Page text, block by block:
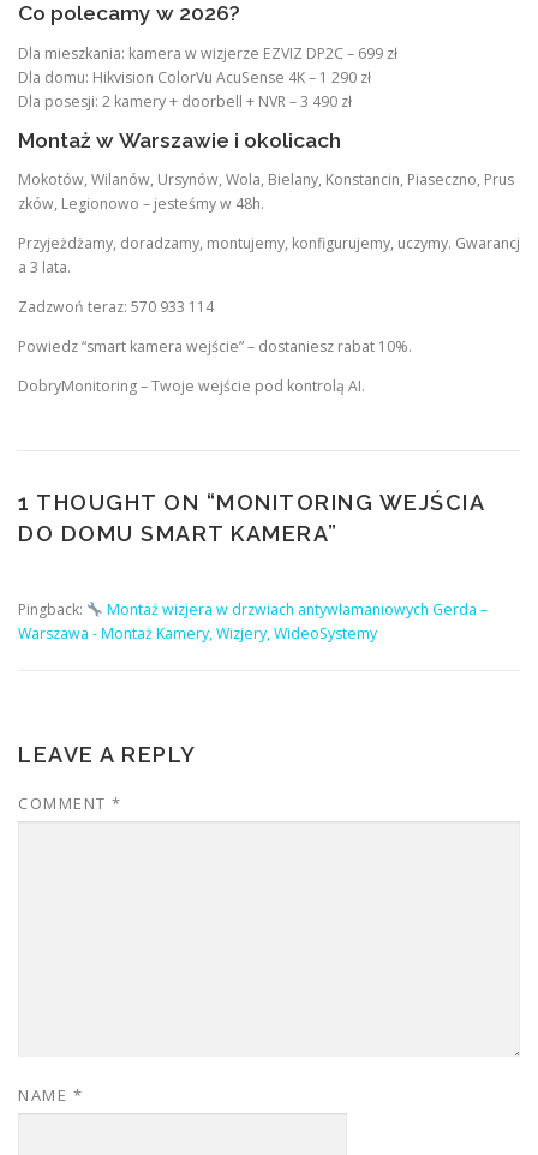
Co polecamy w 2026?
Dla mieszkania: kamera w wizjerze EZVIZ DP2C – 699 zł
Dla domu: Hikvision ColorVu AcuSense 4K – 1 290 zł
Dla posesji: 2 kamery + doorbell + NVR – 3 490 zł
Montaż w Warszawie i okolicach
Mokotów, Wilanów, Ursynów, Wola, Bielany, Konstancin, Piaseczno, Prus
zków, Legionowo – jesteśmy w 48h.
Przyjeżdżamy, doradzamy, montujemy, konfigurujemy, uczymy. Gwarancj
a 3 lata.
Zadzwoń teraz: 570 933 114
Powiedz “smart kamera wejście” – dostaniesz rabat 10%.
DobryMonitoring – Twoje wejście pod kontrolą AI.
1 THOUGHT ON “MONITORING WEJŚCIA
DO DOMU SMART KAMERA”
Pingback:
Montaż wizjera w drzwiach antywłamaniowych Gerda –
Warszawa - Montaż Kamery, Wizjery, WideoSystemy
LEAVE A REPLY
COMMENT *
NAME *